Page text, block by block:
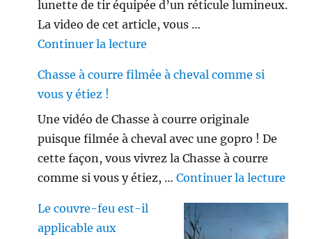
lunette de tir équipée d’un réticule lumineux.
La video de cet article, vous …
Continuer la lecture
Chasse à courre filmée à cheval comme si
vous y étiez !
Une vidéo de Chasse à courre originale
puisque filmée à cheval avec une gopro ! De
cette façon, vous vivrez la Chasse à courre
comme si vous y étiez, …Continuer la lecture
Le couvre-feu est-il
applicable aux